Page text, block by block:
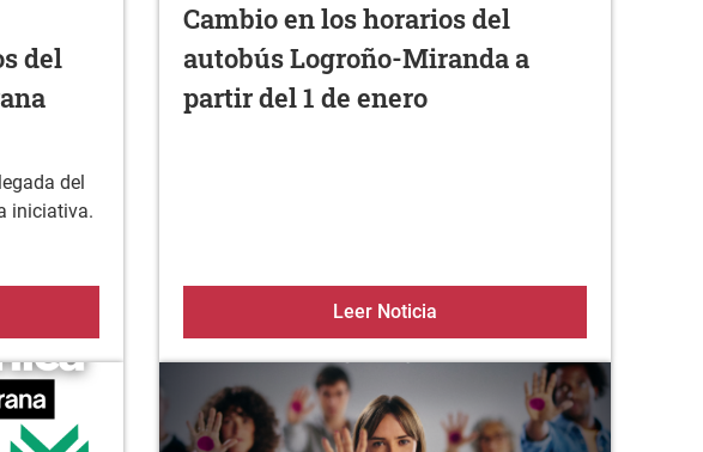
del
del
iniciativa.
| Limpieza de chimeneas en los pueblos del Ayuntamiento de Zambrana
Cambio en los horarios del
autobús Logroño-Miranda a
partir del 1 de enero
Leer Noticia